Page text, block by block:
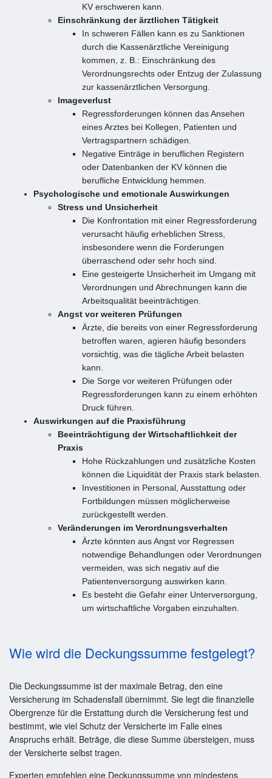
KV erschweren kann.
Einschränkung der ärztlichen Tätigkeit
In schweren Fällen kann es zu Sanktionen
durch die Kassenärztliche Vereinigung
kommen, z. B.: Einschränkung des
Verordnungsrechts oder Entzug der Zulassung
zur kassenärztlichen Versorgung.
Imageverlust
Regressforderungen können das Ansehen
eines Arztes bei Kollegen, Patienten und
Vertragspartnern schädigen.
Negative Einträge in beruflichen Registern
oder Datenbanken der KV können die
berufliche Entwicklung hemmen.
Psychologische und emotionale Auswirkungen
Stress und Unsicherheit
Die Konfrontation mit einer Regressforderung
verursacht häufig erheblichen Stress,
insbesondere wenn die Forderungen
überraschend oder sehr hoch sind.
Eine gesteigerte Unsicherheit im Umgang mit
Verordnungen und Abrechnungen kann die
Arbeitsqualität beeinträchtigen.
Angst vor weiteren Prüfungen
Ärzte, die bereits von einer Regressforderung
betroffen waren, agieren häufig besonders
vorsichtig, was die tägliche Arbeit belasten
kann.
Die Sorge vor weiteren Prüfungen oder
Regressforderungen kann zu einem erhöhten
Druck führen.
Auswirkungen auf die Praxisführung
Beeinträchtigung der Wirtschaftlichkeit der
Praxis
Hohe Rückzahlungen und zusätzliche Kosten
können die Liquidität der Praxis stark belasten.
Investitionen in Personal, Ausstattung oder
Fortbildungen müssen möglicherweise
zurückgestellt werden.
Veränderungen im Verordnungsverhalten
Ärzte könnten aus Angst vor Regressen
notwendige Behandlungen oder Verordnungen
vermeiden, was sich negativ auf die
Patientenversorgung auswirken kann.
Es besteht die Gefahr einer Unterversorgung,
um wirtschaftliche Vorgaben einzuhalten.
Wie wird die Deckungssumme festgelegt?
Die Deckungssumme ist der maximale Betrag, den eine
Versicherung im Schadensfall übernimmt. Sie legt die finanzielle
Obergrenze für die Erstattung durch die Versicherung fest und
bestimmt, wie viel Schutz der Versicherte im Falle eines
Anspruchs erhält. Beträge, die diese Summe übersteigen, muss
der Versicherte selbst tragen.
Experten empfehlen eine Deckungssumme von mindestens